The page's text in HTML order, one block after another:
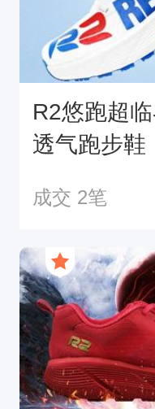
R2悠跑超
透气跑步鞋
成交 2笔